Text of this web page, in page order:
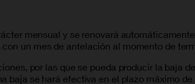
mensual y se renovará
un mes de antelación al momento de
por las que se pueda producir la baja
baja se hará efectiva en el plazo máximo